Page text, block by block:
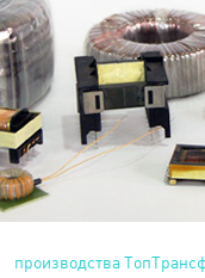
производства